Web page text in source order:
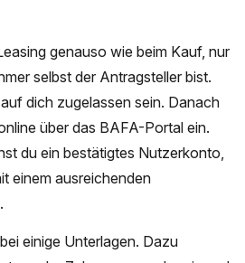
genauso wie beim Kauf, nur
selbst der Antragsteller bist.
dich zugelassen sein. Danach
über das BAFA-Portal ein.
du ein bestätigtes Nutzerkonto,
einem ausreichenden
einige Unterlagen. Dazu